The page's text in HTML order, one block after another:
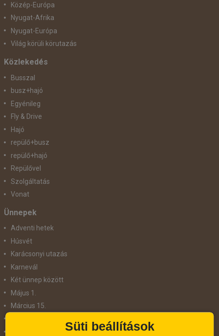
Közép-Európa
Nyugat-Afrika
Nyugat-Európa
Világ körüli körutazás
Közlekedés
Busszal
busz+hajó
Egyénileg
Fly & Drive
Hajó
repülő+busz
repülő+hajó
Repülővel
Szolgáltatás
Vonat
Ünnepek
Adventi hetek
Húsvét
Karácsonyi utazás
Karnevál
Két ünnep között
Május 1.
Március 15.
Süti beállítások